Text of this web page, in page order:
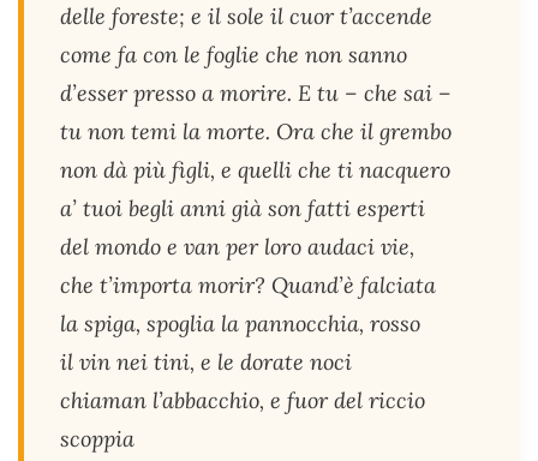
delle foreste; e il sole il cuor t’accende
come fa con le foglie che non sanno
d’esser presso a morire. E tu – che sai –
tu non temi la morte. Ora che il grembo
non dà più figli, e quelli che ti nacquero
a’ tuoi begli anni già son fatti esperti
del mondo e van per loro audaci vie,
che t’importa morir? Quand’è falciata
la spiga, spoglia la pannocchia, rosso
il vin nei tini, e le dorate noci
chiaman l’abbacchio, e fuor del riccio
scoppia